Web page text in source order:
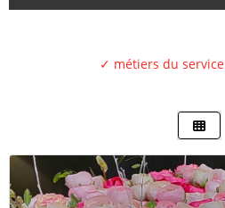
✓ métiers du service